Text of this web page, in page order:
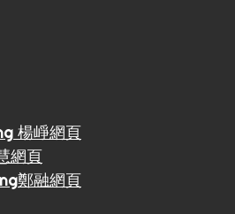
楊崢網頁
網頁
鄭融網頁